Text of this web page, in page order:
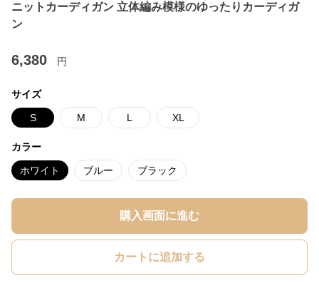
ニットカーディガン 立体編み模様のゆったりカーディガ
ン
6,380 円
サイズ
S M L XL
カラー
ホワイト ブルー ブラック
購入画面に進む
カートに追加する